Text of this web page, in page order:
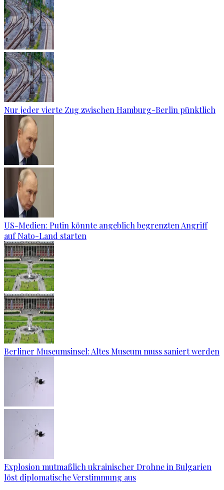
Nur jeder vierte Zug zwischen Hamburg-Berlin pünktlich
US-Medien: Putin könnte angeblich begrenzten Angriff
auf Nato-Land starten
Berliner Museumsinsel: Altes Museum muss saniert werden
Explosion mutmaßlich ukrainischer Drohne in Bulgarien
löst diplomatische Verstimmung aus